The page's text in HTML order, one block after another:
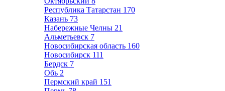
Республика Татарстан 170
Казань 73
Набережные Челны 21
Альметьевск 7
Новосибирская область 160
Новосибирск 111
Бердск 7
Обь 2
Пермский край 151